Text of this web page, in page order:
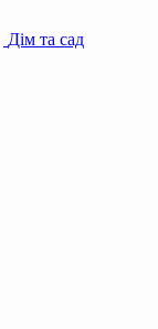
Дім та сад